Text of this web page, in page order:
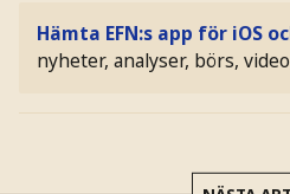
Hämta EFN:s app för iOS
nyheter, analyser, börs,